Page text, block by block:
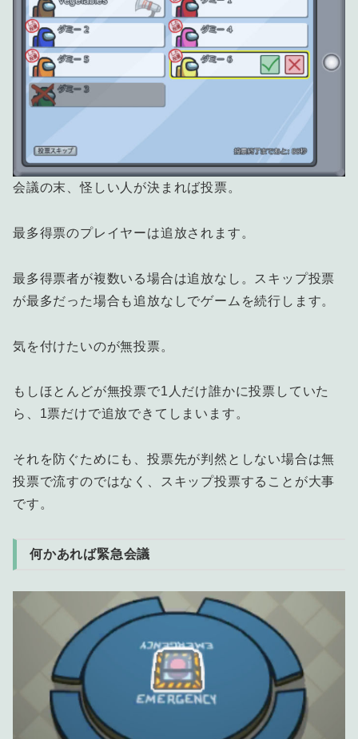
会議の末、怪しい人が決まれば投票。
最多得票のプレイヤーは追放されます。
最多得票者が複数いる場合は追放なし。スキップ投票
が最多だった場合も追放なしでゲームを続行します。
気を付けたいのが無投票。
もしほとんどが無投票で1人だけ誰かに投票していた
ら、1票だけで追放できてしまいます。
それを防ぐためにも、投票先が判然としない場合は無
投票で流すのではなく、スキップ投票することが大事
です。
何かあれば緊急会議